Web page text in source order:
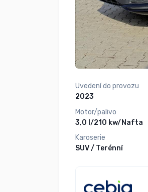
Uvedení do provozu
2023
Motor/palivo
3,0 l/210 kw/Nafta
Karoserie
SUV / Terénní